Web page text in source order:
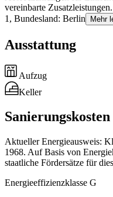
vereinbarte
1, Bundesland: Berlin
Mehr
Ausstattung
Aufzug
Keller
Aktueller Energieausweis:
1968. Auf Basis von
staatliche Fördersätze für
Energieeffizienzklasse G